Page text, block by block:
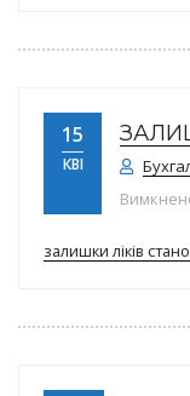
15
КВІ
залишки ліків